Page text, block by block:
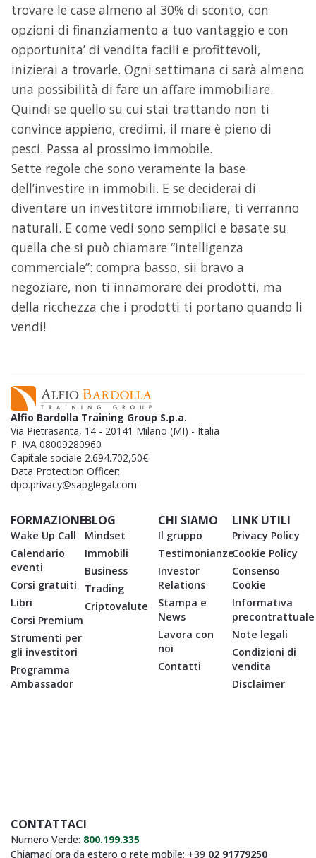
trovare le case almeno al 30% di sconto, con
opzioni di finanziamento a tuo vantaggio e con
opportunita’ di vendita facili e profittevoli,
inizierai a trovarle. Ogni settimana ci sarà almeno
una possibilità di fare un affare immobiliare.
Quindi se quello su cui stai trattando non ti
convince appieno, credimi, il mare è pieno di
pesci. Passa al prossimo immobile.
Sette regole che sono veramente la base
dell’investire in immobili. E se deciderai di
diventare un investitore immobiliare, ti verranno
naturali. E come vedi sono semplici e basate su
quella che si può chiamare “intelligenza
commerciale”: compra basso, sii bravo a
negoziare, non ti innamorare dei prodotti, ma
della ricchezza che i prodotti ti portano quando li
vendi!
Alfio Bardolla Training Group S.p.a.
Via Pietrasanta, 14 - 20141 Milano (MI) - Italia
P. IVA 08009280960
Capitale sociale 2.694.702,50€
Data Protection Officer:
dpo.privacy@sapglegal.com
FORMAZIONE
Wake Up Call
Calendario
eventi
Corsi gratuiti
Libri
Corsi Premium
Strumenti per
gli investitori
Programma
Ambassador
BLOG
Mindset
Immobili
Business
Trading
Criptovalute
CHI SIAMO
Il gruppo
Testimonianze
Investor
Relations
Stampa e
News
Lavora con
noi
Contatti
LINK UTILI
Privacy Policy
Cookie Policy
Consenso
Cookie
Informativa
precontrattuale
Note legali
Condizioni di
vendita
Disclaimer
CONTATTACI
Numero Verde: 800.199.335
Chiamaci ora da estero o rete mobile: +39 02 91779250